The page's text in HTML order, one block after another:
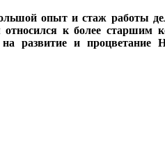
опыт и стаж работы
к более старшим
развитие и процветание